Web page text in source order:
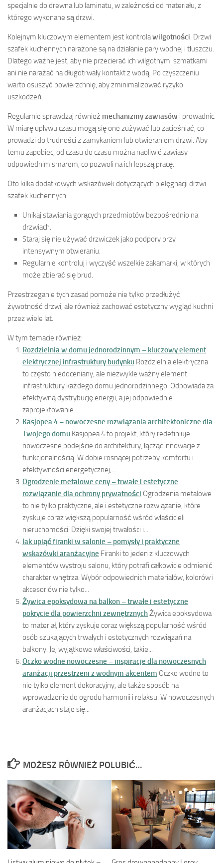
specjalnie do drewna lub laminatu, w zależności od materiału, z
którego wykonane są drzwi.
Kolejnym kluczowym elementem jest kontrolawilgotności. Drzwi
szafek kuchennych narażone są na działanie pary wodnej i tłuszczu.
Dlatego ważne jest, aby nie przecierać ich wilgotnymi szmatkami
ani nie narażać na długotrwały kontakt z wodą. Po czyszczeniu
warto osuszyć powierzchnię, aby zminimalizować ryzyko
uszkodzeń.
Regularnie sprawdzaj również mechanizmy zawiasów i prowadnic.
W miarę upływu czasu mogą się one zużywać lub zacieśniać, co
prowadzi do trudności z zamykaniem lub otwieraniem drzwi. Aby
temu zapobiec, od czasu do czasu można naoliwić zawiasy
odpowiednim smarem, co pozwoli na ich lepszą pracę.
Oto kilka dodatkowych wskazówek dotyczących pielęgnacji drzwi
szafek kuchennych:
Unikaj stawiania gorących przedmiotów bezpośrednio na
drzwiach.
Staraj się nie używać drzwiczek jako podpory przy
intensywnym otwieraniu.
Regularnie kontroluj i wyczyść wszelkie zakamarki, w których
może zbierać się brud.
Przestrzeganie tych zasad pomoże nie tylko przedłużyć
żywotność drzwi, ale również zachować estetyczny wygląd kuchni
przez wiele lat.
W tym temacie również:
Rozdzielnia w domu jednorodzinnym – kluczowy element
elektrycznej infrastruktury budynku Rozdzielnia elektryczna
to często niedoceniany, ale niezwykle ważny element
infrastruktury każdego domu jednorodzinnego. Odpowiada za
efektywną dystrybucję energii, a jej odpowiednie
zaprojektowanie...
Kasjopea 4 – nowoczesne rozwiązania architektoniczne dla
Twojego domu Kasjopea 4 to projekt, który redefiniuje
nowoczesne podejście do architektury, łącząc innowacje z
funkcjonalnością. W dobie rosnącej potrzeby komfortu i
efektywności energetycznej,...
Ogrodzenie metalowe ceny – trwałe i estetyczne
rozwiązanie dla ochrony prywatności Ogrodzenia metalowe
to nie tylko praktyczne, ale i estetyczne rozwiązanie, które
zyskuje coraz większą popularność wśród właścicieli
nieruchomości. Dzięki swojej trwałości i...
Jak upiąć firanki w salonie – pomysły i praktyczne
wskazówki aranżacyjne Firanki to jeden z kluczowych
elementów wystroju salonu, który potrafi całkowicie odmienić
charakter wnętrza. Wybór odpowiednich materiałów, kolorów i
akcesoriów nie tylko...
Żywica epoksydowa na balkon – trwałe i estetyczne
pokrycie dla powierzchni zewnętrznychŻywica epoksydowa
to materiał, który zyskuje coraz większą popularność wśród
osób szukających trwałych i estetycznych rozwiązań na
balkony. Jej wyjątkowe właściwości, takie...
Oczko wodne nowoczesne – inspiracje dla nowoczesnych
aranżacji przestrzeni z wodnym akcentem Oczko wodne to
nie tylko element dekoracyjny, ale także sposób na
wprowadzenie do ogrodu harmonii i relaksu. W nowoczesnych
aranżacjach staje się...
MOŻESZ RÓWNIEŻ POLUBIĆ…